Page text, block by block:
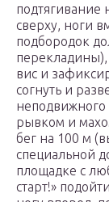
подтягивание
сверху, ноги
подбородок
перекладины),
вис и
согнуть и
рывком и
бег на 100 м
специальной
площадке с
старт!»